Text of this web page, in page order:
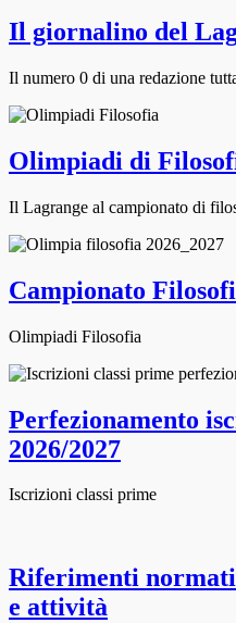
Il giornalino del
Il numero 0 di una redazione
Olimpiadi di
Il Lagrange al campionato di
Campionato
Olimpiadi Filosofia
Perfezionamento
2026/2027
Iscrizioni classi prime
Riferimenti
e attività